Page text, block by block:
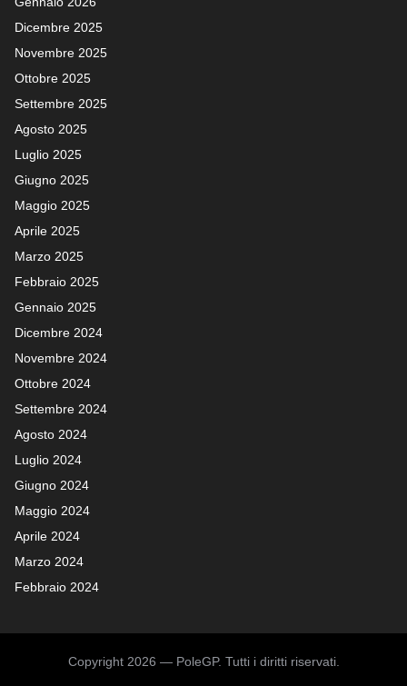
Dicembre 2025
Novembre 2025
Ottobre 2025
Settembre 2025
Agosto 2025
Luglio 2025
Giugno 2025
Maggio 2025
Aprile 2025
Marzo 2025
Febbraio 2025
Gennaio 2025
Dicembre 2024
Novembre 2024
Ottobre 2024
Settembre 2024
Agosto 2024
Luglio 2024
Giugno 2024
Maggio 2024
Aprile 2024
Marzo 2024
Febbraio 2024
Copyright 2026 — PoleGP. Tutti i diritti riservati.